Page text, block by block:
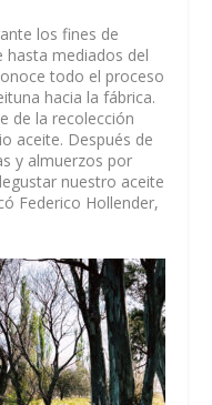
los fines de
hasta mediados del
todo el proceso
hacia la fábrica.
de la recolección
aceite. Después de
y almuerzos por
nuestro aceite
Federico Hollender,